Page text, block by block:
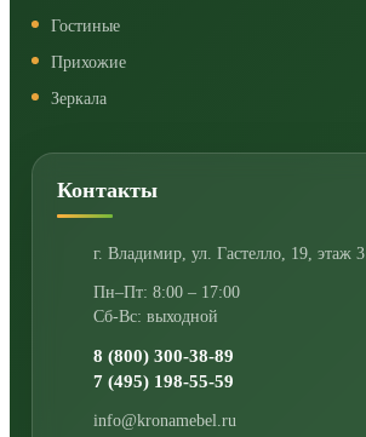
Гостиные
Прихожие
Зеркала
Контакты
г. Владимир ул. Гастелло, 19, этаж 3
Пн–Пт: 8:00 – 17:00
Сб-Вс: выходной
8 (800) 300-38-89
7 (495) 198-55-59
info@kronamebel.ru